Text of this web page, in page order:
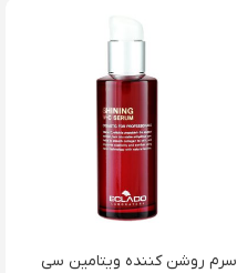
سرم روشن کننده ویتامین سی